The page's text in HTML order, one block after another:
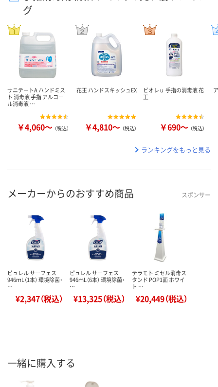
グ
サニテートA ハンドミス
ト 消毒液 手指 アルコー
ル消毒液 …
￥4,060～ （税込）
花王 ハンドスキッシュEX
￥4,810～ （税込）
ビオレｕ 手指の消毒液 花
王
￥690～ （税込）
ランキングをもっと見る
メーカーからのおすすめ商品 スポンサー
ピュレル サーフェス
946ｍL（1本） 環境除菌・
…
¥2,347（税込）
ピュレル サーフェス
946ｍL（6本） 環境除菌・
…
¥13,325（税込）
テラモト ミセル消毒ス
タンド POP1面 ホワイ
ト …
¥20,449（税込）
一緒に購入する